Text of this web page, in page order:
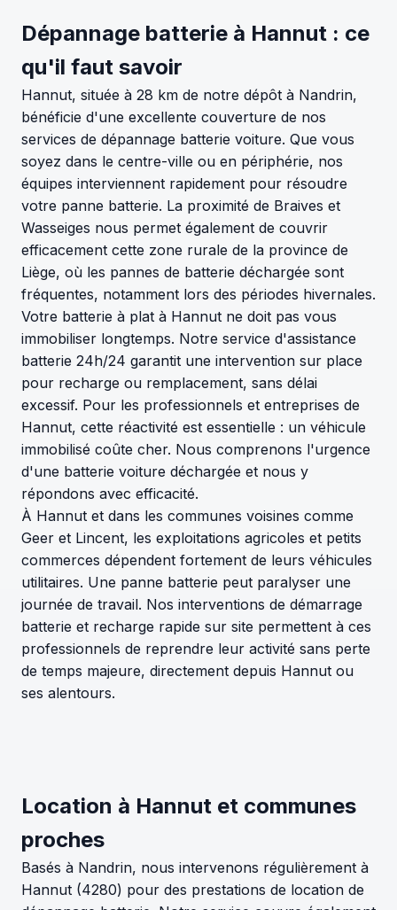
Dépannage batterie à Hannut : ce
qu'il faut savoir
Hannut, située à 28 km de notre dépôt à Nandrin,
bénéficie d'une excellente couverture de nos
services de dépannage batterie voiture. Que vous
soyez dans le centre-ville ou en périphérie, nos
équipes interviennent rapidement pour résoudre
votre panne batterie. La proximité de Braives et
Wasseiges nous permet également de couvrir
efficacement cette zone rurale de la province de
Liège, où les pannes de batterie déchargée sont
fréquentes, notamment lors des périodes hivernales.
Votre batterie à plat à Hannut ne doit pas vous
immobiliser longtemps. Notre service d'assistance
batterie 24h/24 garantit une intervention sur place
pour recharge ou remplacement, sans délai
excessif. Pour les professionnels et entreprises de
Hannut, cette réactivité est essentielle : un véhicule
immobilisé coûte cher. Nous comprenons l'urgence
d'une batterie voiture déchargée et nous y
répondons avec efficacité.
À Hannut et dans les communes voisines comme
Geer et Lincent, les exploitations agricoles et petits
commerces dépendent fortement de leurs véhicules
utilitaires. Une panne batterie peut paralyser une
journée de travail. Nos interventions de démarrage
batterie et recharge rapide sur site permettent à ces
professionnels de reprendre leur activité sans perte
de temps majeure, directement depuis Hannut ou
ses alentours.
Location à Hannut et communes
proches
Basés à Nandrin, nous intervenons régulièrement à
Hannut (4280) pour des prestations de location de